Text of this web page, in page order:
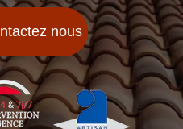
nous